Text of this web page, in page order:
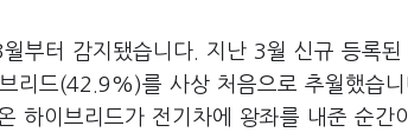
부터 감지됐습니다. 지난 3월 신규 등록
리드(42.9%)를 사상 처음으로 추월했습
하이브리드가 전기차에 왕좌를 내준 순간